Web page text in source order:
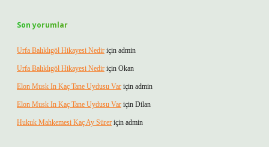
Son yorumlar
Urfa Balıklıgöl Hikayesi Nedir için admin
Urfa Balıklıgöl Hikayesi Nedir için Okan
Elon Musk In Kaç Tane Uydusu Var için admin
Elon Musk In Kaç Tane Uydusu Var için Dilan
Hukuk Mahkemesi Kaç Ay Sürer için admin